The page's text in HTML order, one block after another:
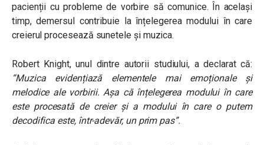
pacienții cu probleme de vorbire să comunice. În același
timp, demersul contribuie la înțelegerea modului în care
creierul procesează sunetele și muzica.
Robert Knight, unul dintre autorii studiului, a declarat că:
“Muzica evidențiază elementele mai emoționale și
melodice ale vorbirii. Așa că înțelegerea modului în care
este procesată de creier și a modului în care o putem
decodifica este, într-adevăr, un prim pas”.